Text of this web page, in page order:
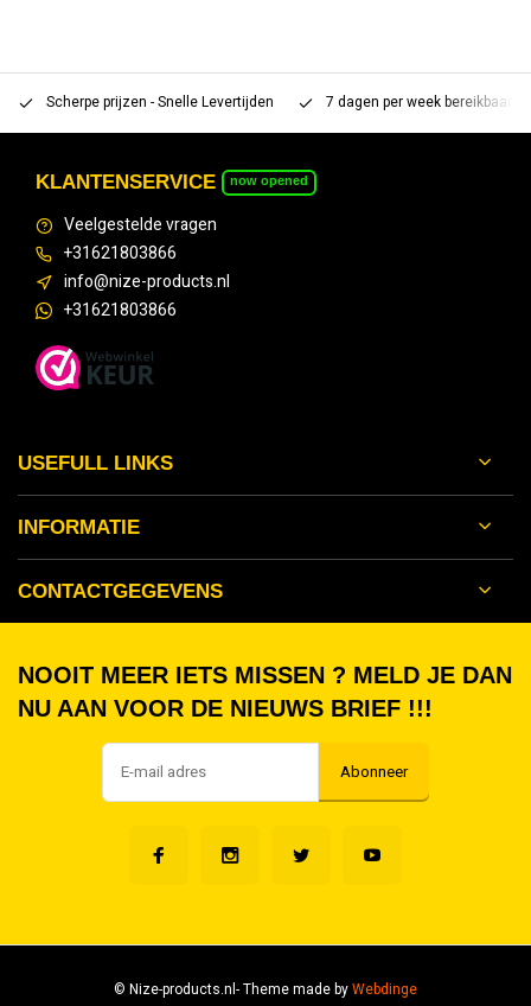
Scherpe prijzen - Snelle Levertijden 7 dagen per week bereikbaar
KLANTENSERVICE now opened
Veelgestelde vragen
+31621803866
info@nize-products.nl
+31621803866
USEFULL LINKS
INFORMATIE
CONTACTGEGEVENS
NOOIT MEER IETS MISSEN ? MELD JE DAN
NU AAN VOOR DE NIEUWS BRIEF !!!
Abonneer
© Nize-products.nl- Theme made byWebdinge